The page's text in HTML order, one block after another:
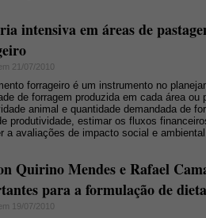
intensiva em áreas de
21/07/2010
forrageiro é um instrumento no
de forragem produzida em cada área
animal e quantidade demandada de
produtividade, estimar os fluxos
a avaliações de impacto social e
Quirino Mendes e Rafael
para a formulação de
19/07/2010